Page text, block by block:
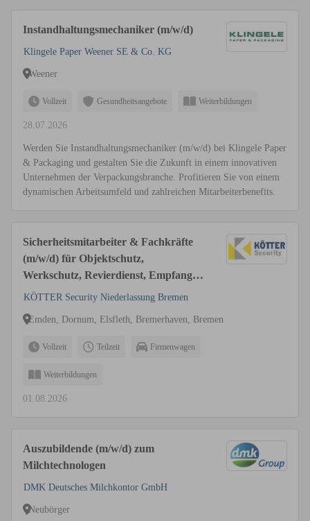
Instandhaltungsmechaniker (m/w/d)
Klingele Paper Weener SE & Co. KG
Weener
Vollzeit Gesundheitsangebote Weiterbildungen
28.07.2026
Werden Sie Instandhaltungsmechaniker (m/w/d) bei Klingele Paper
& Packaging und gestalten Sie die Zukunft in einem innovativen
Unternehmen der Verpackungsbranche. Profitieren Sie von einem
dynamischen Arbeitsumfeld und zahlreichen Mitarbeiterbenefits.
Sicherheitsmitarbeiter & Fachkräfte
(m/w/d) für Objektschutz,
Werkschutz, Revierdienst, Empfang
(HB / BHV)
KÖTTER Security Niederlassung Bremen
Emden, Dornum, Elsfleth, Bremerhaven, Bremen
Vollzeit Teilzeit Firmenwagen
Weiterbildungen
01.08.2026
Auszubildende (m/w/d) zum
Milchtechnologen
DMK Deutsches Milchkontor GmbH
Neubörger